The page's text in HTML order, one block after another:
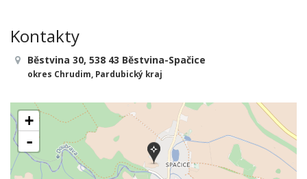
Kontakty
Běstvina 30, 538 43 Běstvina-Spačice
okres Chrudim, Pardubický kraj
+
-